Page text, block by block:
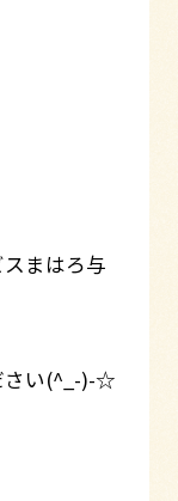
まはろ与
さい(^_-)-☆